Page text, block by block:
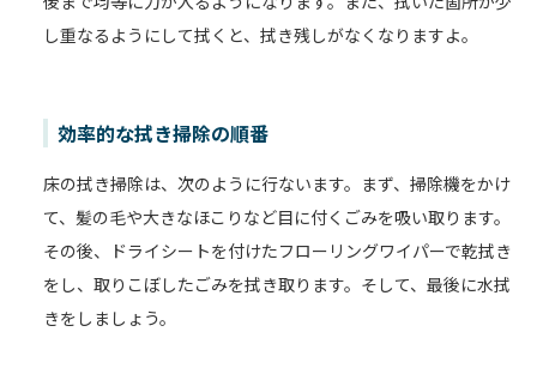
し重なるようにして拭くと、拭き残しがなくなりますよ。
効率的な拭き掃除の順番
床の拭き掃除は、次のように行ないます。まず、掃除機をかけ
て、髪の毛や大きなほこりなど目に付くごみを吸い取ります。
その後、ドライシートを付けたフローリングワイパーで乾拭き
をし、取りこぼしたごみを拭き取ります。そして、最後に水拭
きをしましょう。